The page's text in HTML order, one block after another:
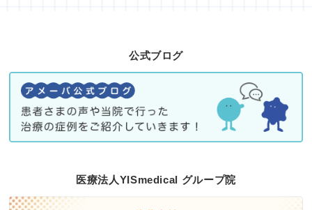
公式ブログ
医療法人YISmedical グループ院